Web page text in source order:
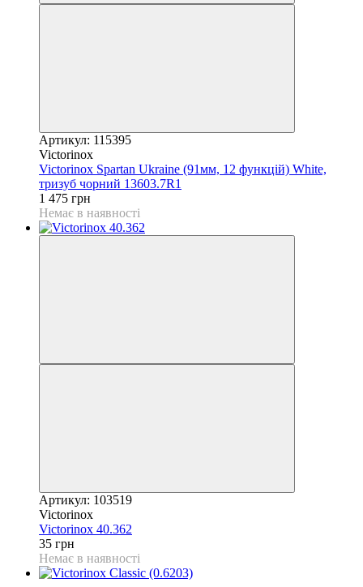
Артикул: 115395
Victorinox
Victorinox Spartan Ukraine (91мм, 12 функцій) White,
тризуб чорний 13603.7R1
1 475 грн
Немає в наявності
Артикул: 103519
Victorinox
Victorinox 40.362
35 грн
Немає в наявності